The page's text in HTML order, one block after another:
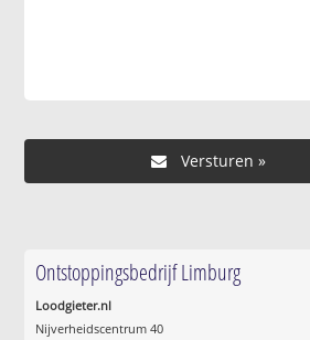
Ontstoppingsbedrijf Limburg
Loodgieter.nl
Nijverheidscentrum 40